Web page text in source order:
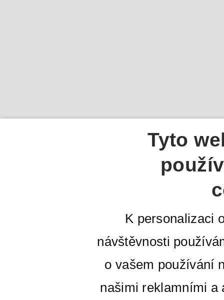
Tyto
K personalizaci
návštěvnosti
o vašem používání
našimi reklamními a